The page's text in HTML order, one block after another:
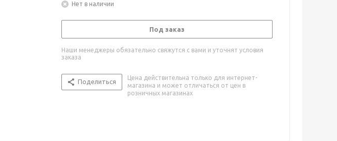
Нет в наличии
Под заказ
Наши менеджеры обязательно свяжутся с вами и уточнят условия
заказа
Поделиться
Цена действительна только для интернет-
магазина и может отличаться от цен в
розничных магазинах